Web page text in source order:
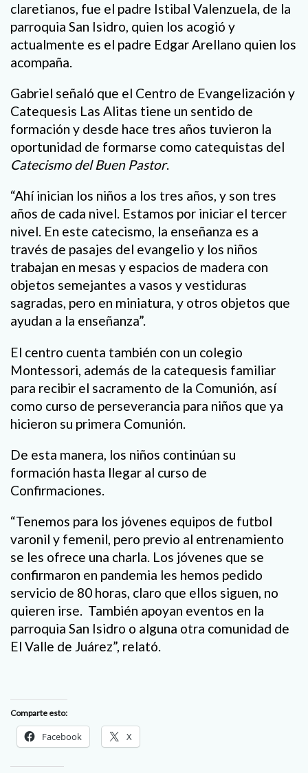
claretianos, fue el padre Istibal Valenzuela, de la
parroquia San Isidro, quien los acogió y
actualmente es el padre Edgar Arellano quien los
acompaña.
Gabriel señaló que el Centro de Evangelización y
Catequesis Las Alitas tiene un sentido de
formación y desde hace tres años tuvieron la
oportunidad de formarse como catequistas del
Catecismo del Buen Pastor.
“Ahí inician los niños a los tres años, y son tres
años de cada nivel. Estamos por iniciar el tercer
nivel. En este catecismo, la enseñanza es a
través de pasajes del evangelio y los niños
trabajan en mesas y espacios de madera con
objetos semejantes a vasos y vestiduras
sagradas, pero en miniatura, y otros objetos que
ayudan a la enseñanza”.
El centro cuenta también con un colegio
Montessori, además de la catequesis familiar
para recibir el sacramento de la Comunión, así
como curso de perseverancia para niños que ya
hicieron su primera Comunión.
De esta manera, los niños continúan su
formación hasta llegar al curso de
Confirmaciones.
“Tenemos para los jóvenes equipos de futbol
varonil y femenil, pero previo al entrenamiento
se les ofrece una charla. Los jóvenes que se
confirmaron en pandemia les hemos pedido
servicio de 80 horas, claro que ellos siguen, no
quieren irse. También apoyan eventos en la
parroquia San Isidro o alguna otra comunidad de
El Valle de Juárez”, relató.
Comparte esto:
Facebook X